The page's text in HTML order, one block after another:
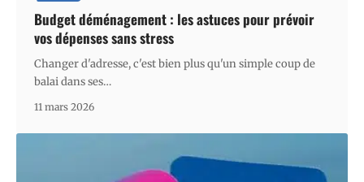
Budget déménagement : les astuces pour prévoir
vos dépenses sans stress
Changer d'adresse, c'est bien plus qu'un simple coup de
balai dans ses…
11 mars 2026